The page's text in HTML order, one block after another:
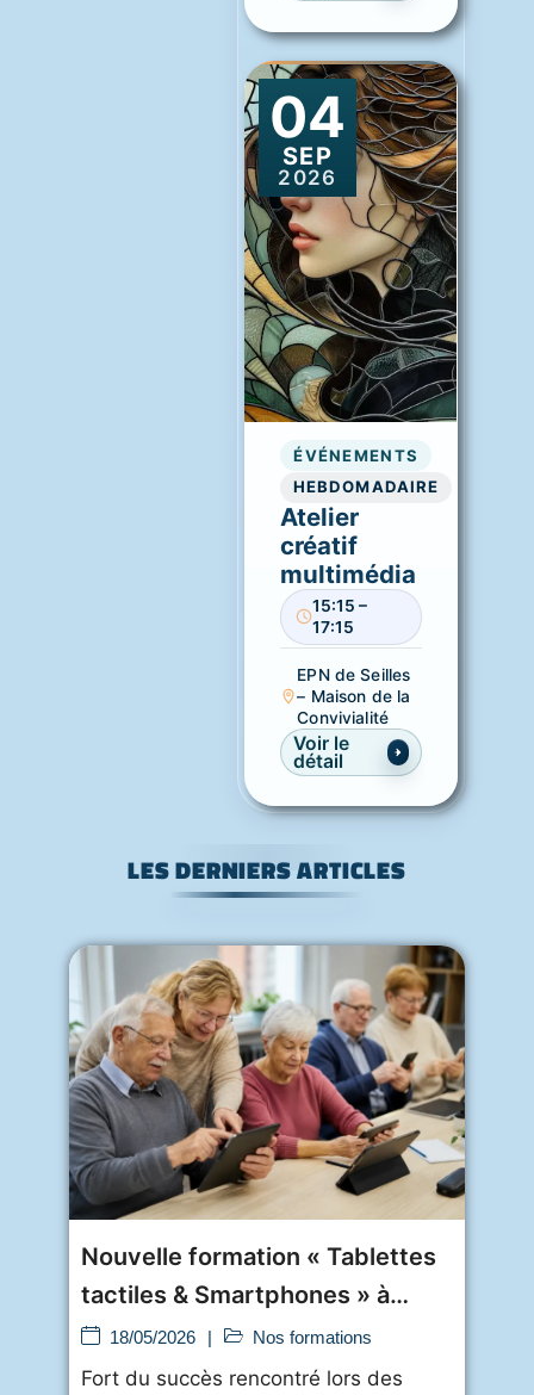
04
SEP
2026
ÉVÉNEMENTS
HEBDOMADAIRE
Atelier
créatif
multimédia
15:15 –
17:15
EPN de Seilles
– Maison de la
Convivialité
Voir le
détail
LES DERNIERS ARTICLES
Nouvelle formation « Tablettes
tactiles & Smartphones » à
l’EPN18/05/2026 | Nos formations
Fort du succès rencontré lors des